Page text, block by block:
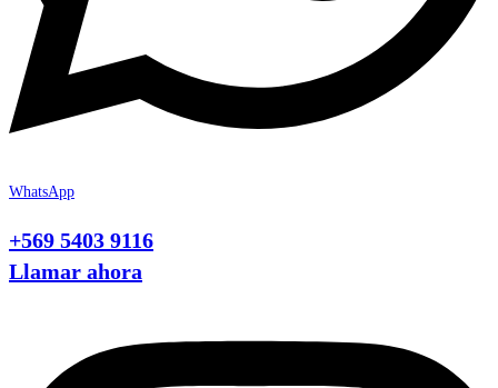
WhatsApp
+569 5403 9116
Llamar ahora